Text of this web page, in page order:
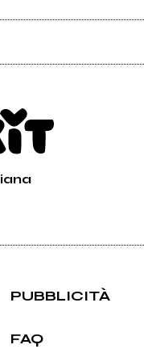
PUBBLICITÀ
FAQ